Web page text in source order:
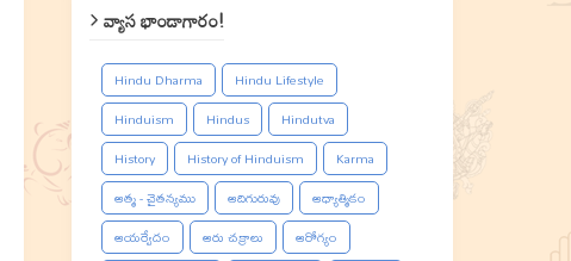
వ్యాస భాండాగారం!
Hindu Dharma
Hindu Lifestyle
Hinduism
Hindus
Hindutva
History
History of Hinduism
Karma
ఆత్మ - చైతన్యము
ఆదిగురువు
ఆధ్యాత్మికం
ఆయర్వేదం
ఆరు చక్రాలు
ఆరోగ్యం